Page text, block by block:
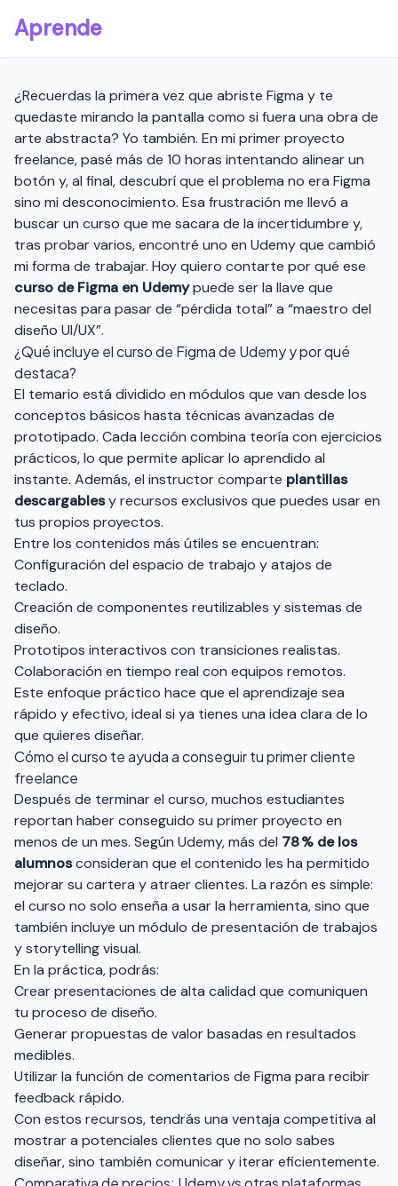
Aprende
¿Recuerdas la primera vez que abriste Figma y te
quedaste mirando la pantalla como si fuera una obra de
arte abstracta? Yo también. En mi primer proyecto
freelance, pasé más de 10 horas intentando alinear un
botón y, al final, descubrí que el problema no era Figma
sino mi desconocimiento. Esa frustración me llevó a
buscar un curso que me sacara de la incertidumbre y,
tras probar varios, encontré uno en Udemy que cambió
mi forma de trabajar. Hoy quiero contarte por qué ese
curso de Figma en Udemypuede ser la llave que
necesitas para pasar de “pérdida total” a “maestro del
diseño UI/UX”.
¿Qué incluye el curso de Figma de Udemy y por qué
destaca?
El temario está dividido en módulos que van desde los
conceptos básicos hasta técnicas avanzadas de
prototipado. Cada lección combina teoría con ejercicios
prácticos, lo que permite aplicar lo aprendido al
instante. Además, el instructor comparte plantillas
descargablesy recursos exclusivos que puedes usar en
tus propios proyectos.
Entre los contenidos más útiles se encuentran:
Configuración del espacio de trabajo y atajos de
teclado.
Creación de componentes reutilizables y sistemas de
diseño.
Prototipos interactivos con transiciones realistas.
Colaboración en tiempo real con equipos remotos.
Este enfoque práctico hace que el aprendizaje sea
rápido y efectivo, ideal si ya tienes una idea clara de lo
que quieres diseñar.
Cómo el curso te ayuda a conseguir tu primer cliente
freelance
Después de terminar el curso, muchos estudiantes
reportan haber conseguido su primer proyecto en
menos de un mes. Según Udemy, más del 78 % de los
alumnosconsideran que el contenido les ha permitido
mejorar su cartera y atraer clientes. La razón es simple:
el curso no solo enseña a usar la herramienta, sino que
también incluye un módulo de presentación de trabajos
y storytelling visual.
En la práctica, podrás:
Crear presentaciones de alta calidad que comuniquen
tu proceso de diseño.
Generar propuestas de valor basadas en resultados
medibles.
Utilizar la función de comentarios de Figma para recibir
feedback rápido.
Con estos recursos, tendrás una ventaja competitiva al
mostrar a potenciales clientes que no solo sabes
diseñar, sino también comunicar y iterar eficientemente.